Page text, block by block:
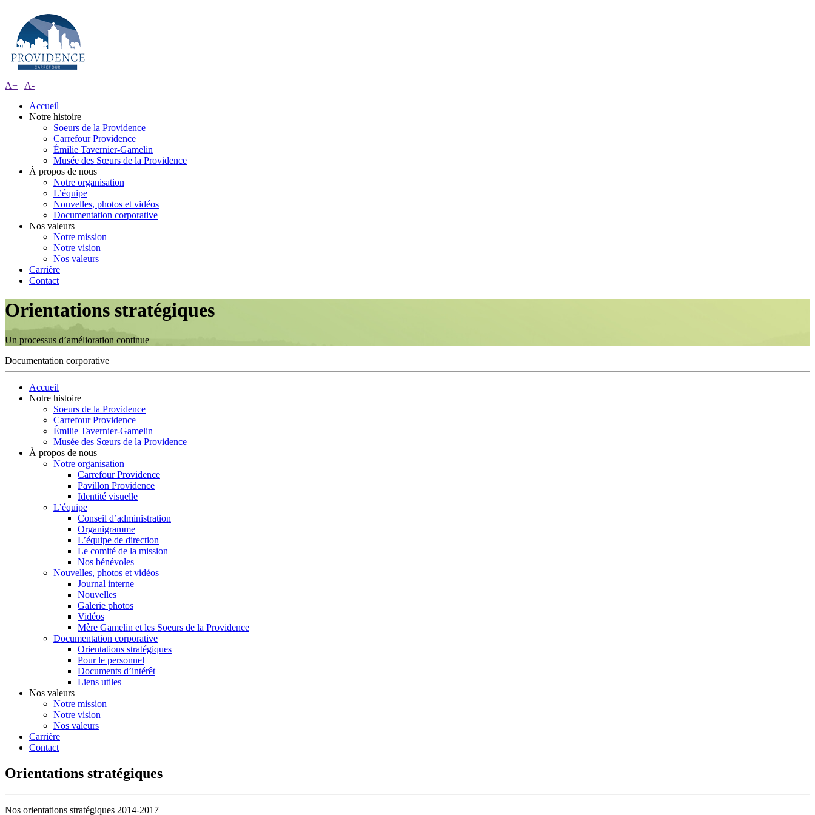
A+
A-
Accueil
Notre histoire
Soeurs de la Providence
Carrefour Providence
Émilie Tavernier-Gamelin
Musée des Sœurs de la Providence
À propos de nous
Notre organisation
L’équipe
Nouvelles, photos et vidéos
Documentation corporative
Nos valeurs
Notre mission
Notre vision
Nos valeurs
Carrière
Contact
Orientations stratégiques
Un processus d’amélioration continue
Documentation corporative
Accueil
Notre histoire
Soeurs de la Providence
Carrefour Providence
Émilie Tavernier-Gamelin
Musée des Sœurs de la Providence
À propos de nous
Notre organisation
Carrefour Providence
Pavillon Providence
Identité visuelle
L’équipe
Conseil d’administration
Organigramme
L’équipe de direction
Le comité de la mission
Nos bénévoles
Nouvelles, photos et vidéos
Journal interne
Nouvelles
Galerie photos
Vidéos
Mère Gamelin et les Soeurs de la Providence
Documentation corporative
Orientations stratégiques
Pour le personnel
Documents d’intérêt
Liens utiles
Nos valeurs
Notre mission
Notre vision
Nos valeurs
Carrière
Contact
Orientations stratégiques
Nos orientations stratégiques 2014-2017